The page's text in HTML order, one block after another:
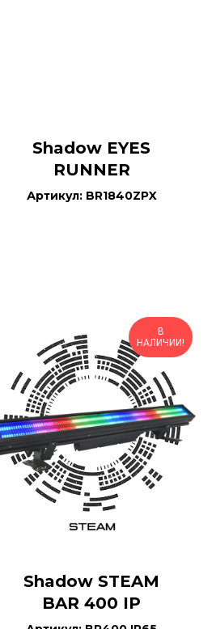
Shadow EYES
RUNNER
Артикул: BR1840ZPX
В
НАЛИЧИИ!
Shadow STEAM
BAR 400 IP